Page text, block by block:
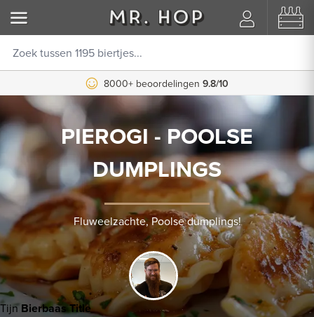
8000+ beoordelingen 9.8/10
PIEROGI - POOLSE
DUMPLINGS
Fluweelzachte, Poolse dumplings!
TijnBierbaas Title